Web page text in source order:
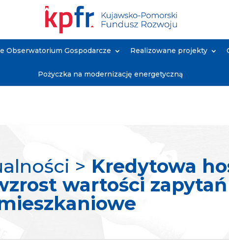
Obserwatorium Gospodarcze Realizowane projekty
Pożyczka na modernizację energetyczną
> Kredytowa
wartości zapytań